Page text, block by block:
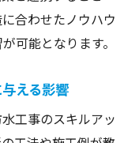
合わせたノウハウ
可能となります。
える影響
工事のスキルアッ